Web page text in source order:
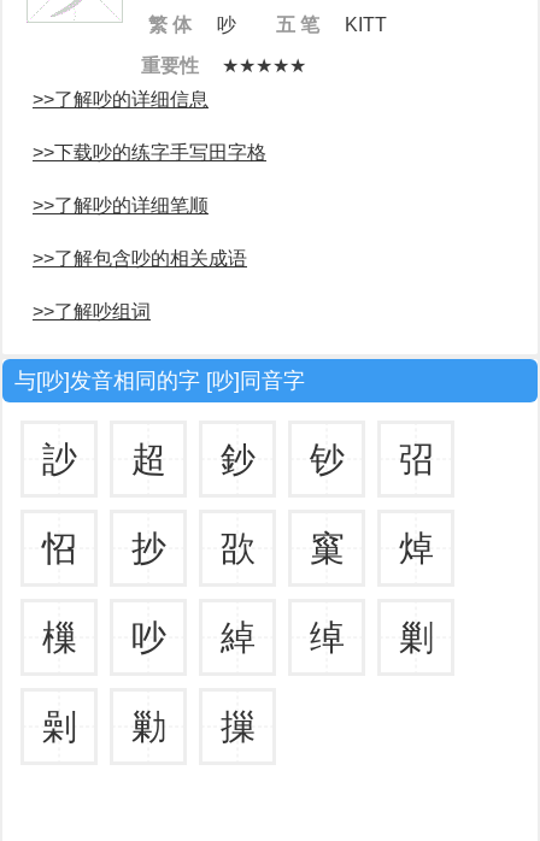
繁 体
吵 五 笔
KITT
重要性
★★★★★
>>了解吵的详细信息
>>下载吵的练字手写田字格
>>了解吵的详细笔顺
>>了解包含吵的相关成语
>>了解吵组词
与[吵]发音相同的字 [吵]同音字
訬 超 鈔 钞 弨
怊 抄 欩 窼 焯
樔 吵 綽 绰 剿
劋 勦 摷